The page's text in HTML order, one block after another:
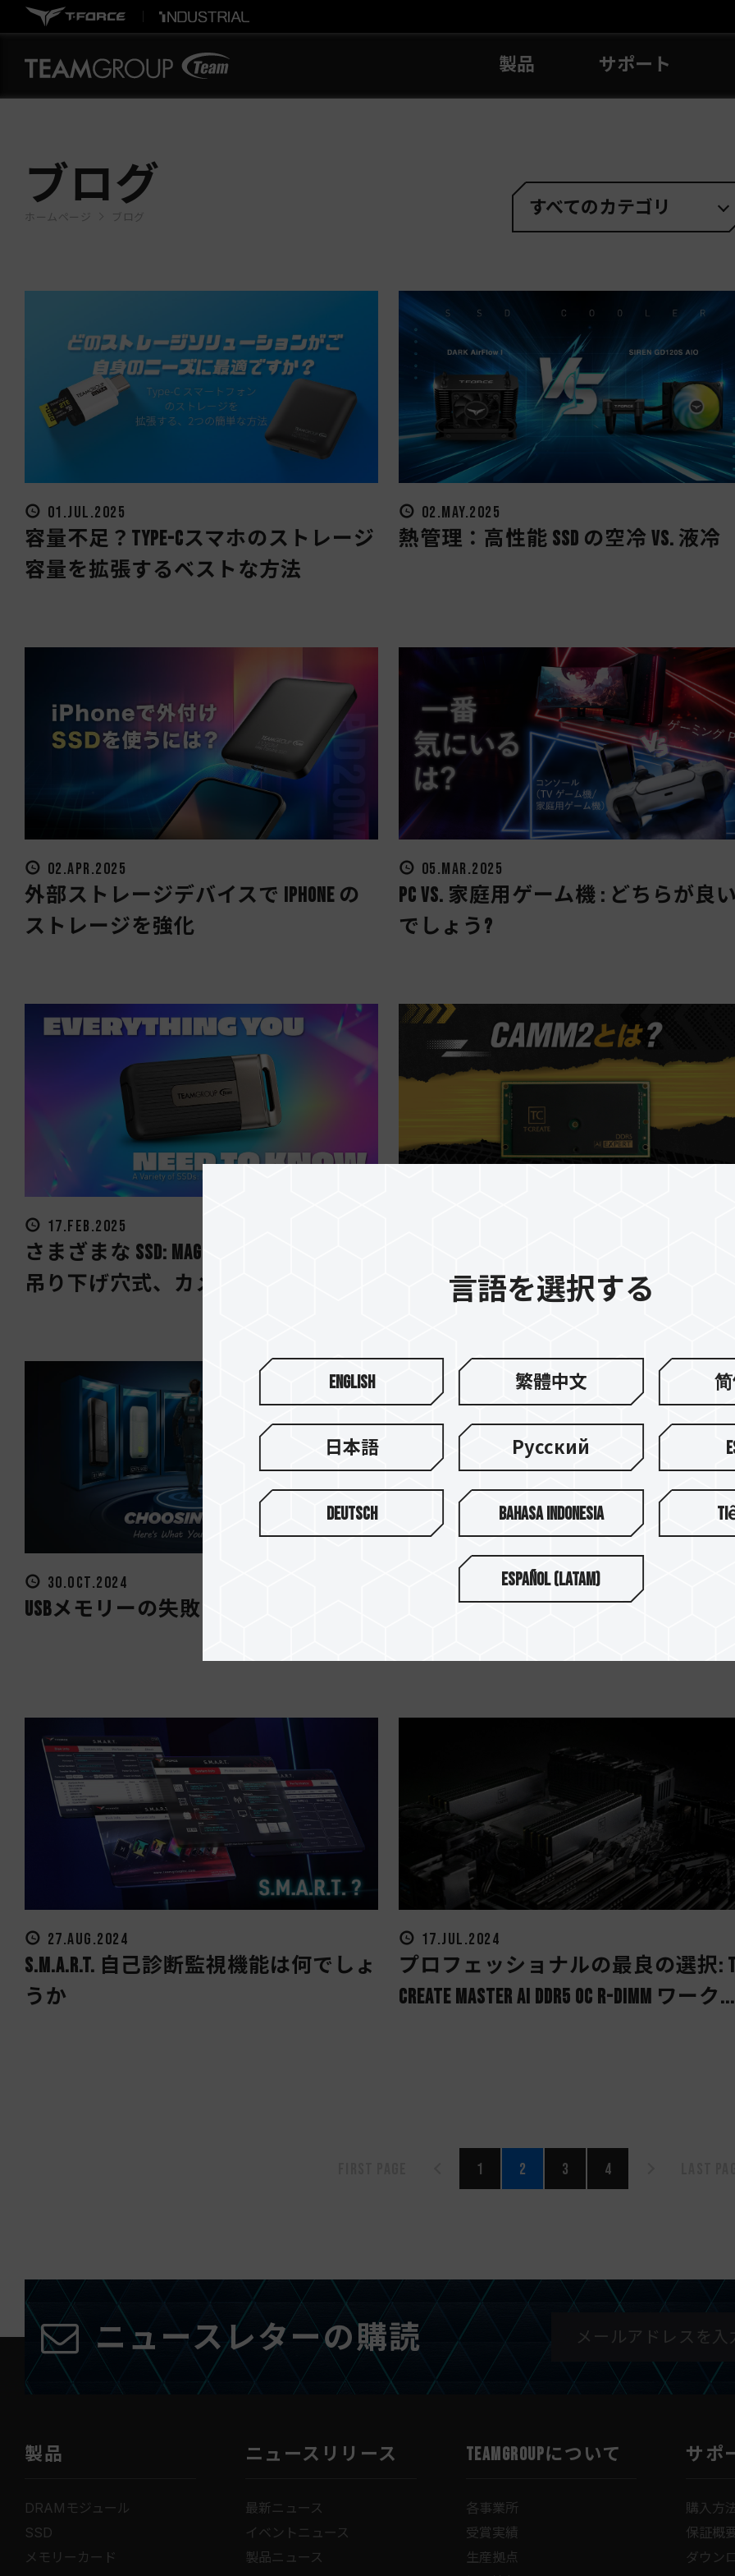
製品 サポート
ブログ
ホームページ ブログ すべてのカテゴリ
01.JUL.2025
容量不足？Type-Cスマホのストレージ
容量を拡張するベストな方法
02.MAY.2025
熱管理：高性能 SSD の空冷 vs. 液冷
02.APR.2025
外部ストレージデバイスで iPhone の
ストレージを強化
05.MAR.2025
PC vs. 家庭用ゲーム機 : どちらが良
でしょう?
17.FEB.2025
さまざまな SSD: MagSafe磁気構造式、
吊り下げ穴式、カメラケージに直...
になりますか
30.OCT.2024
USBメモリーの失敗しない選び方
T-FORCE SIREN GD120S AIO SSD オールイ
27.AUG.2024
S.M.A.R.T. 自己診断監視機能は何でしょ
うか
17.JUL.2024
プロフェッショナルの最良の選択:
CREATE MASTER Ai DDR5 OC R-DIMM ワーク...
1 2 3 4
ニュースレターの購読
製品
DRAMモジュール
SSD
メモリーカード
ニュースリリース
最新ニュース
イベントニュース
製品ニュース
TEAMGROUPについて
各事業所
受賞実績
生産拠点
サポ
購入方
保証概
ダウン
言語を選択する
English 繁體中文
日本語 Русский
Deutsch Bahasa Indonesia
Español (Latam)